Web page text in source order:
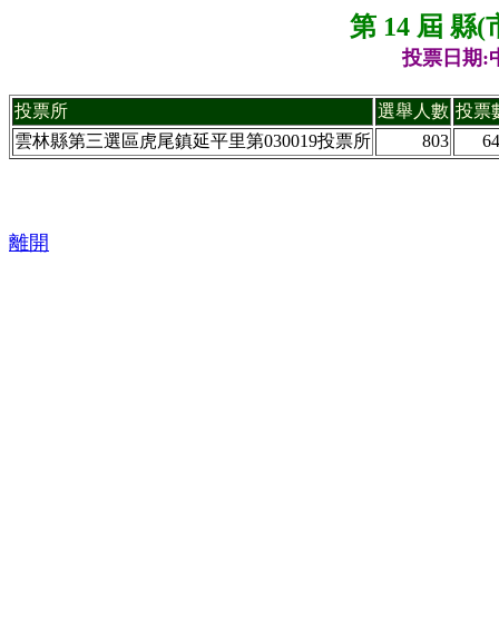
第 14 屆 縣(
投票日期:
投票所 選舉人數 投票
雲林縣第三選區虎尾鎮延平里第030019投票所
803
離開